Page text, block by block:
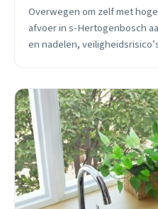
Overwegen om zelf met
afvoer in s-Hertogenbosch
en nadelen,